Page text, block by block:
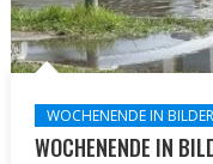
WOCHENENDE IN
WOCHENENDE IN